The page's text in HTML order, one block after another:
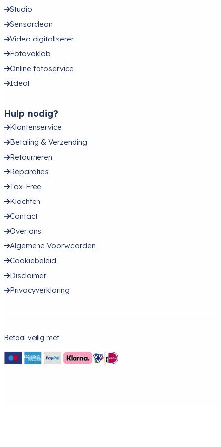
Studio
Sensorclean
Video digitaliseren
Fotovaklab
Online fotoservice
Ideal
Hulp nodig?
Klantenservice
Betaling & Verzending
Retourneren
Reparaties
Tax-Free
Klachten
Contact
Over ons
Algemene Voorwaarden
Cookiebeleid
Disclaimer
Privacyverklaring
Betaal veilig met: